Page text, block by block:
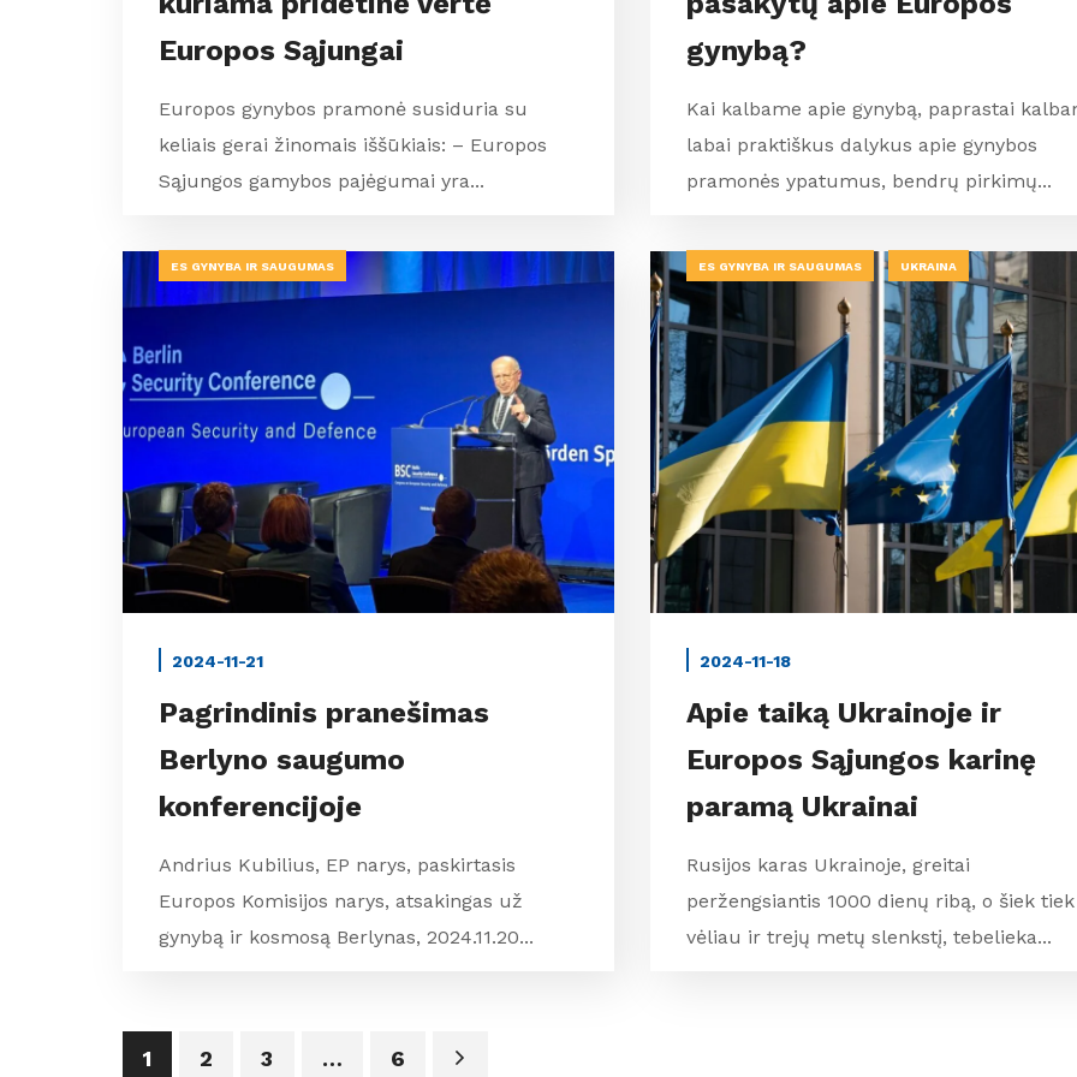
Europos Sąjungai
Europos gynybos pramonė susiduria su
keliais gerai žinomais iššūkiais: – Europos
Sąjungos gamybos pajėgumai yra...
gynybą?
Kai kalbame apie gynybą, paprastai
labai praktiškus dalykus apie gynybos
pramonės ypatumus, bendrų pirkimų...
ES GYNYBA IR SAUGUMAS
2024-11-21
Pagrindinis pranešimas
Berlyno saugumo
konferencijoje
Andrius Kubilius, EP narys, paskirtasis
Europos Komisijos narys, atsakingas už
gynybą ir kosmosą Berlynas, 2024.11.20...
ES GYNYBA IR SAUGUMAS UKRAINA
2024-11-18
Apie taiką Ukrainoje ir
Europos Sąjungos karinę
paramą Ukrainai
Rusijos karas Ukrainoje, greitai
peržengsiantis 1000 dienų ribą, o šiek tiek
vėliau ir trejų metų slenkstį, tebelieka...
1 2 3 … 6